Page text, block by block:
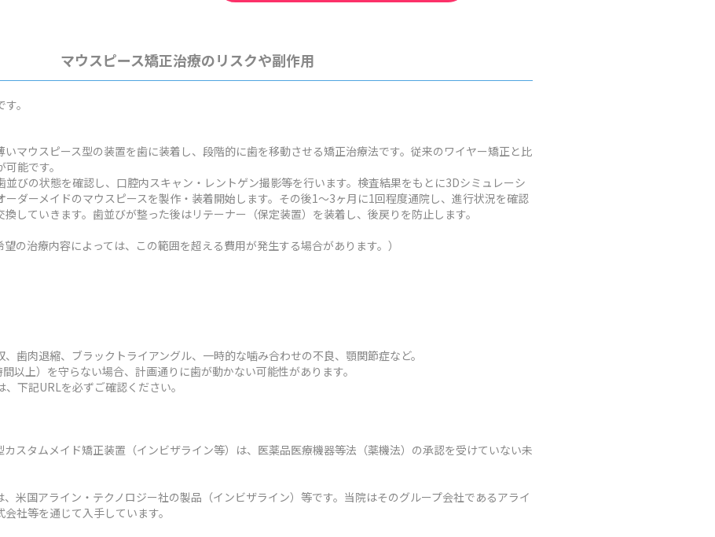
マウスピース矯正治療のリスクや副作用
。
マウスピース型の装置を歯に装着し、段階的に歯を移動させる矯正治療法です。従来のワイヤー矯正と比
能です。
並びの状態を確認し、口腔内スキャン・レントゲン撮影等を行います。検査結果をもとに3Dシミュレーシ
ーダーメイドのマウスピースを製作・装着開始します。その後1～3ヶ月に1回程度通院し、進行状況を確認
していきます。歯並びが整った後はリテーナー（保定装置）を装着し、後戻りを防止します。
の治療内容によっては、この範囲を超える費用が発生する場合があります。）
歯肉退縮、ブラックトライアングル、一時的な噛み合わせの不良、顎関節症など。
以上）を守らない場合、計画通りに歯が動かない可能性があります。
下記URLを必ずご確認ください。
スタムメイド矯正装置（インビザライン等）は、医薬品医療機器等法（薬機法）の承認を受けていない未
米国アライン・テクノロジー社の製品（インビザライン）等です。当院はそのグループ会社であるアライ
社等を通じて入手しています。